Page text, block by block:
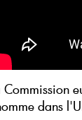
Commission
dans